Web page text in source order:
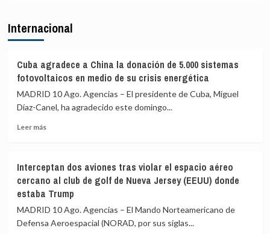
UE
por
la
crisis
migratoria
de
Ceuta
CIS
Gobierno
diseñarán
un
barómetro
especial
vivienda,
288.000
euros
Internacional
Cuba agradece a China la donación de 5.000 sistemas
fotovoltaicos en medio de su crisis energética
MADRID 10 Ago. Agencias – El presidente de Cuba, Miguel
Díaz-Canel, ha agradecido este domingo...
Leer másLeer
agradece
a
China
la
donación
de
Interceptan dos aviones tras violar el espacio aéreo
cercano al club de golf de Nueva Jersey (EEUU) donde
estaba Trump
MADRID 10 Ago. Agencias – El Mando Norteamericano de
Defensa Aeroespacial (NORAD, por sus siglas...